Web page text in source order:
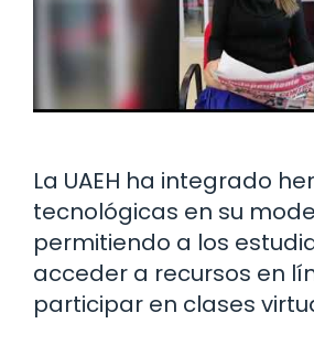
La UAEH ha integrado
tecnológicas en su
permitiendo a los
acceder a recursos en
participar en clases